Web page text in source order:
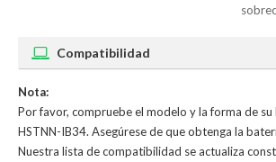
Compatibilidad
Nota:
Por favor, compruebe el modelo y la forma de
HSTNN-IB34. Asegúrese de que obtenga la
Nuestra lista de compatibilidad se actualiza